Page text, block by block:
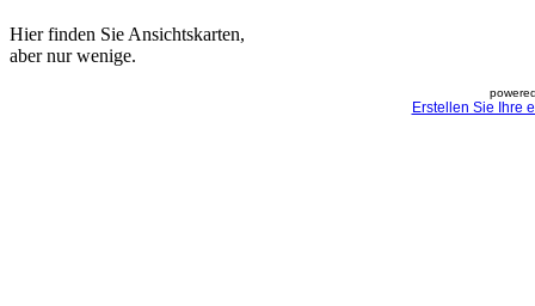
Hier finden Sie Ansichtskarten,
aber nur wenige.
Erstellen Sie Ihre